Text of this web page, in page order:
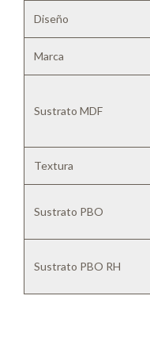
Diseño
Marca
Sustrato MDF
Textura
Sustrato PBO
Sustrato PBO RH